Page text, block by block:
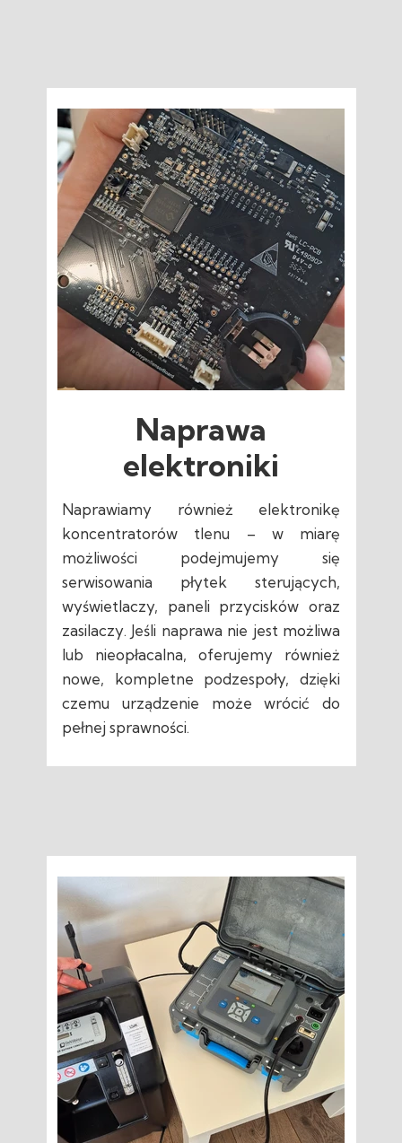
Naprawa
elektroniki
Naprawiamy również elektronikę
koncentratorów tlenu – w miarę
możliwości podejmujemy się
serwisowania płytek sterujących,
wyświetlaczy, paneli przycisków oraz
zasilaczy. Jeśli naprawa nie jest możliwa
lub nieopłacalna, oferujemy również
nowe, kompletne podzespoły, dzięki
czemu urządzenie może wrócić do
pełnej sprawności.